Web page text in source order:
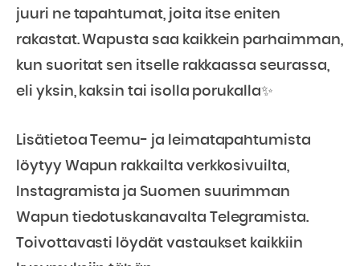
juuri ne tapahtumat, joita itse eniten
rakastat. Wapusta saa kaikkein parhaimman,
kun suoritat sen itselle rakkaassa seurassa,
eli yksin, kaksin tai isolla porukalla✨
Lisätietoa Teemu- ja leimatapahtumista
löytyy Wapun rakkailta verkkosivuilta,
Instagramista ja Suomen suurimman
Wapun tiedotuskanavalta Telegramista.
Toivottavasti löydät vastaukset kaikkiin